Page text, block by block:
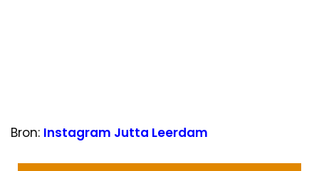
Bron: Instagram Jutta Leerdam